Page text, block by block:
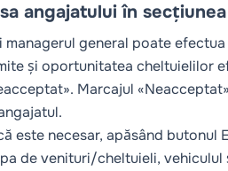
angajatului în
managerul general poate
și oportunitatea cheltuielilor
Marcajul
este necesar, apăsând butonul
de venituri/cheltuieli, vehiculul